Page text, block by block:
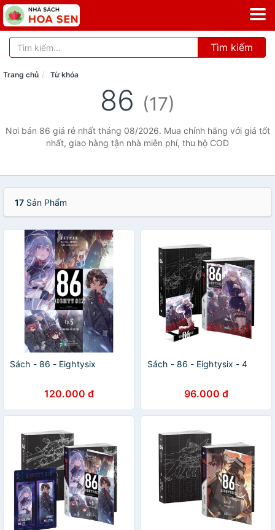
Tìm kiếm
Trang chủ Từ khóa
86 (17)
Nơi bán 86 giá rẻ nhất tháng 08/2026. Mua chính hãng với giá tốt
nhất, giao hàng tận nhà miễn phí, thu hộ COD
17 Sản Phẩm
Sách - 86 - Eightysix
120.000 đ
Sách - 86 - Eightysix - 4
96.000 đ